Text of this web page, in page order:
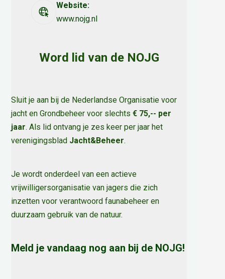
Website:
www.nojg.nl
Word lid van de NOJG
Sluit je aan bij de Nederlandse Organisatie voor
jacht en Grondbeheer voor slechts€ 75,-- per
jaar. Als lid ontvang je zes keer per jaar het
verenigingsblad Jacht&Beheer.
Je wordt onderdeel van een actieve
vrijwilligersorganisatie van jagers die zich
inzetten voor verantwoord faunabeheer en
duurzaam gebruik van de natuur.
Meld je vandaag nog aan bij de NOJG!